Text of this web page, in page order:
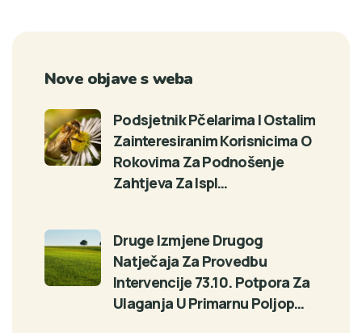
Nove objave s weba
Podsjetnik Pčelarima I Ostalim
Zainteresiranim Korisnicima O
Rokovima Za Podnošenje
Zahtjeva Za Ispl…
Druge Izmjene Drugog
Natječaja Za Provedbu
Intervencije 73.10. Potpora Za
Ulaganja U Primarnu Poljop…